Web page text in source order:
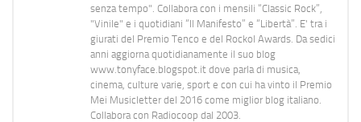
senza tempo". Collabora con i mensili “Classic Rock”,
"Vinile" e i quotidiani “Il Manifesto” e “Libertà”. E' tra i
giurati del Premio Tenco e del Rockol Awards. Da sedici
anni aggiorna quotidianamente il suo blog
www.tonyface.blogspot.it dove parla di musica,
cinema, culture varie, sport e con cui ha vinto il Premio
Mei Musicletter del 2016 come miglior blog italiano.
Collabora con Radiocoop dal 2003.